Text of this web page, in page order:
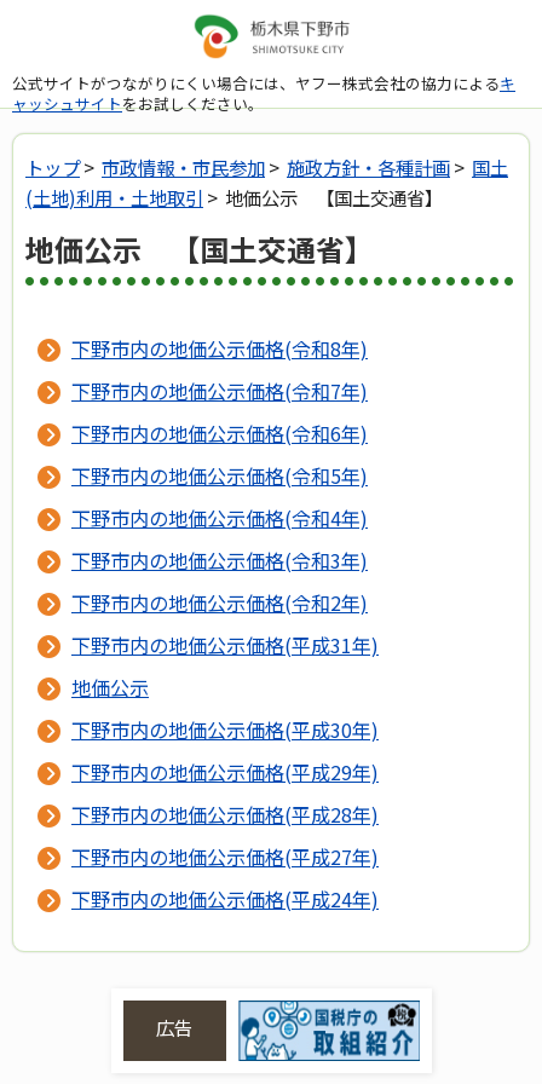
公式サイトがつながりにくい場合には、ヤフー株式会社の協力によるキ
ャッシュサイトをお試しください。
トップ> 市政情報・市民参加> 施政方針・各種計画> 国土
(土地)利用・土地取引 > 地価公示 【国土交通省】
地価公示 【国土交通省】
下野市内の地価公示価格(令和8年)
下野市内の地価公示価格(令和7年)
下野市内の地価公示価格(令和6年)
下野市内の地価公示価格(令和5年)
下野市内の地価公示価格(令和4年)
下野市内の地価公示価格(令和3年)
下野市内の地価公示価格(令和2年)
下野市内の地価公示価格(平成31年)
地価公示
下野市内の地価公示価格(平成30年)
下野市内の地価公示価格(平成29年)
下野市内の地価公示価格(平成28年)
下野市内の地価公示価格(平成27年)
下野市内の地価公示価格(平成24年)
広告